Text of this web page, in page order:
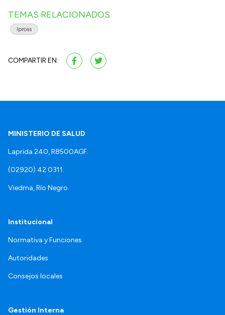
TEMAS RELACIONADOS
Ipross
COMPARTIR EN:
MINISTERIO DE SALUD
Laprida 240, R8500AGF.
(02920) 42 0311.
Viedma, Río Negro.
Institucional
Normativa y Funciones
Autoridades
Consejos locales
Gestión Interna